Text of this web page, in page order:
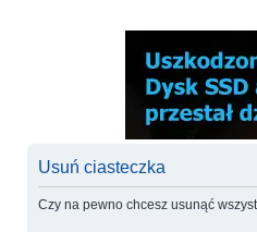
Usuń ciasteczka
Czy na pewno chcesz usunąć